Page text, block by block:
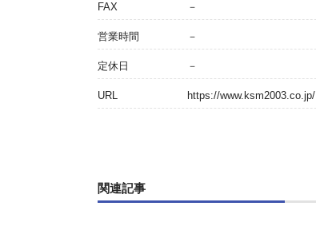
FAX －
営業時間 －
定休日 －
URL https://www.ksm2003.co.jp/
関連記事